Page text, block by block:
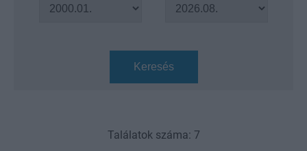
Keresés
Találatok száma: 7